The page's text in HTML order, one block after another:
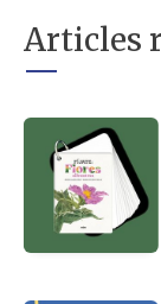
Articles